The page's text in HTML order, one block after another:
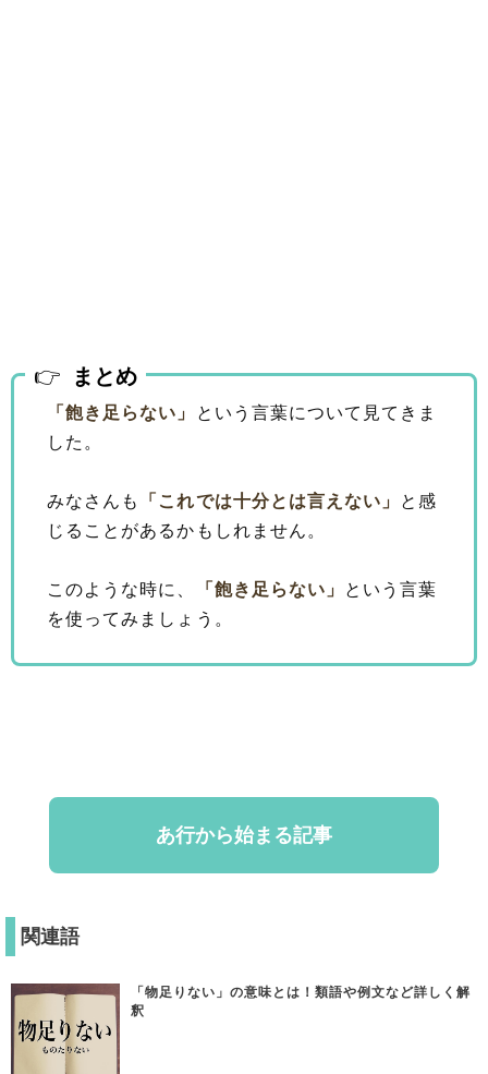
まとめ
「飽き足らない」
という言葉について見てきま
した。
みなさんも 「これでは十分とは言えない」
と感
じることがあるかもしれません。
このような時に、 「飽き足らない」
という言葉
を使ってみましょう。
あ行から始まる記事
関連語
「物足りない」の意味とは！類語や例文など詳しく解
釈